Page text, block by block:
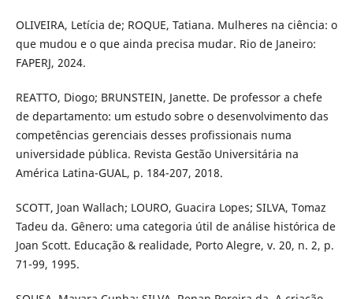
OLIVEIRA, Letícia de; ROQUE, Tatiana. Mulheres na ciência: o
que mudou e o que ainda precisa mudar. Rio de Janeiro:
FAPERJ, 2024.
REATTO, Diogo; BRUNSTEIN, Janette. De professor a chefe
de departamento: um estudo sobre o desenvolvimento das
competências gerenciais desses profissionais numa
universidade pública. Revista Gestão Universitária na
América Latina-GUAL, p. 184-207, 2018.
SCOTT, Joan Wallach; LOURO, Guacira Lopes; SILVA, Tomaz
Tadeu da. Gênero: uma categoria útil de análise histórica de
Joan Scott. Educação & realidade, Porto Alegre, v. 20, n. 2, p.
71-99, 1995.